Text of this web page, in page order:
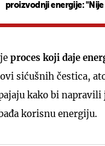
proizvodnji energije: "Nije
proces koji daje
sićušnih čestica,
kako bi napravili
korisnu energiju.